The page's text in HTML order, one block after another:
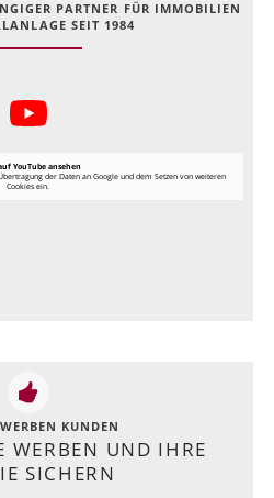
PARTNER FÜR IMMOBILIEN
SEIT 1984
YouTube ansehen
der Daten an Google und dem Setzen von weiteren
Cookies ein.
KUNDEN
WERBEN UND IHRE
SICHERN